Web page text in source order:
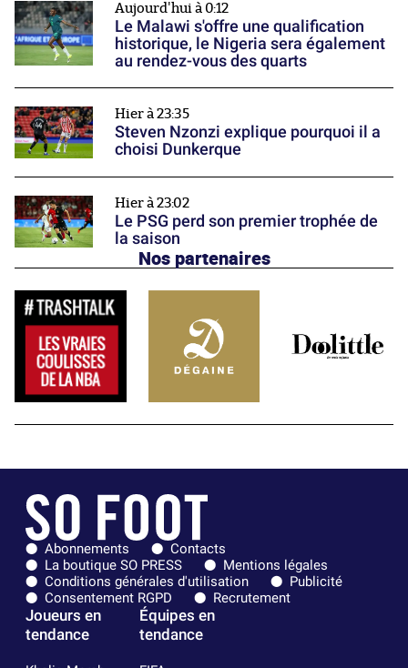
Aujourd'hui à 0:12
Le Malawi s'offre une qualification
historique, le Nigeria sera également
au rendez-vous des quarts
Hier à 23:35
Steven Nzonzi explique pourquoi il a
choisi Dunkerque
Hier à 23:02
Le PSG perd son premier trophée de
la saison
Nos partenaires
Abonnements
Contacts
La boutique SO PRESS
Mentions légales
Conditions générales d'utilisation
Publicité
Consentement RGPD
Recrutement
Joueurs en
tendance
Équipes en
tendance